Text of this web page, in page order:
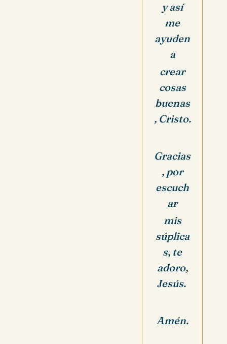
y así
me
ayuden
a
crear
cosas
buenas
, Cristo.
Gracias
, por
escuch
ar
mis
súplica
s, te
adoro,
Jesús.
Amén.